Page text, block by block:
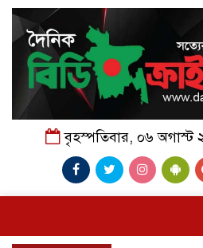
বৃহস্পতিবার, ০৬ অগাস্ট